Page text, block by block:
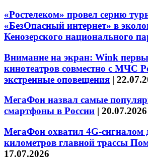
«Ростелеком» провел серию
«БезОпасный интернет» в
Кенозерского национального
Внимание на экран: Wink
кинотеатров совместно с МЧС
экстренные оповещения |
МегаФон назвал самые
смартфоны в России | 20.07.2026
МегаФон охватил 4G-сигналом
километров главной трассы
17.07.2026